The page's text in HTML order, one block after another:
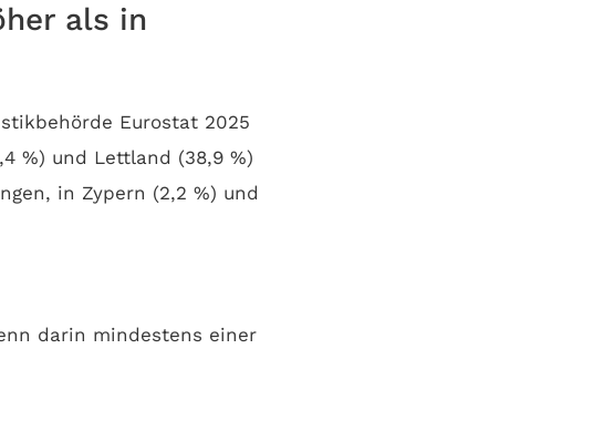
als in
Eurostat 2025
%) und Lettland (38,9 %)
in Zypern (2,2 %) und
darin mindestens einer